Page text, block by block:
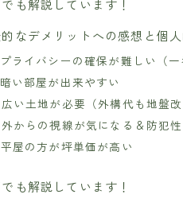
も解説しています！
なデメリットへの感想と個
ライバシーの確保が難しい（一
い部屋が出来やすい
い土地が必要（外構代も地盤改
からの視線が気になる＆防犯
屋の方が坪単価が高い
も解説しています！